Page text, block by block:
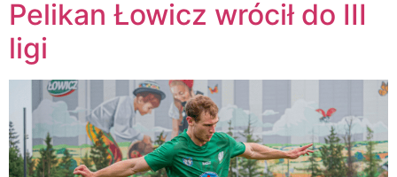
Pelikan Łowicz wrócił do III
ligi